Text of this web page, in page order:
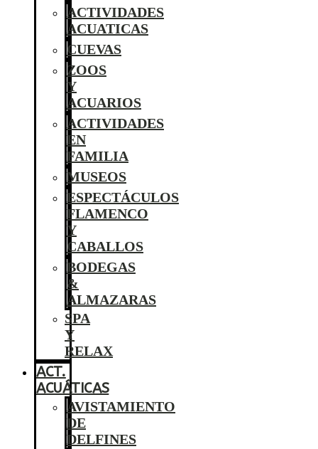
ACTIVIDADES
ACUATICAS
CUEVAS
ZOOS
Y
ACUARIOS
ACTIVIDADES
EN
FAMILIA
MUSEOS
ESPECTÁCULOS
FLAMENCO
Y
CABALLOS
BODEGAS
&
ALMAZARAS
SPA
Y
RELAX
ACT.
ACUÁTICAS
AVISTAMIENTO
DE
DELFINES